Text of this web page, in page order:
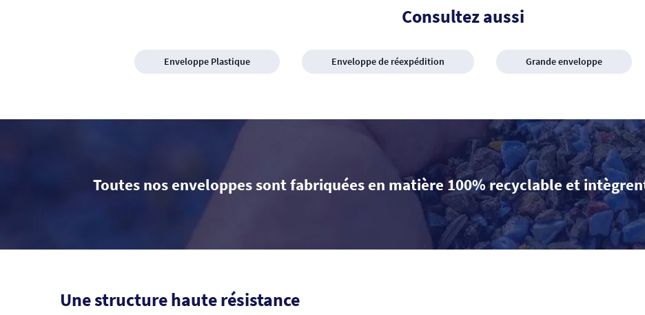
Consultez aussi
Enveloppe Plastique Enveloppe de réexpédition Grande enveloppe
Toutes nos enveloppes sont fabriquées en matière 100% recyclable et
Une structure haute résistance